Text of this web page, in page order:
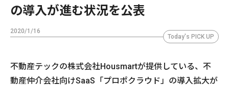
の導入が進む状況を公表
2020/1/16
Today's PICK UP
不動産テックの株式会社Housmartが提供している、不
動産仲介会社向けSaaS「プロポクラウド」の導入拡大が